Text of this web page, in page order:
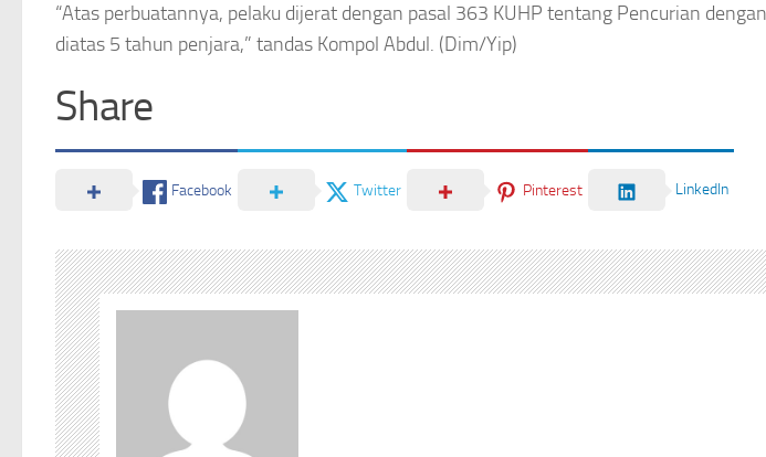
“Atas perbuatannya, pelaku dijerat dengan pasal 363 KUHP tentang Pencurian
diatas 5 tahun penjara,” tandas Kompol Abdul. (Dim/Yip)
Share
Facebook Twitter Pinterest LinkedIn